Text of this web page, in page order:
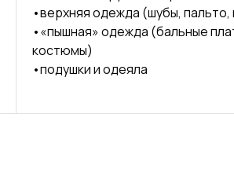
•верхняя одежда (шубы, пальто,
•«пышная» одежда (бальные
костюмы)
•подушки и одеяла